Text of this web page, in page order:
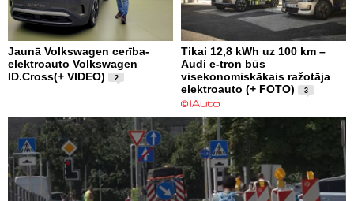
Jaunā Volkswagen cerība-
elektroauto Volkswagen
ID.Cross(+ VIDEO)
2
Tikai 12,8 kWh uz 100 km –
Audi e-tron būs
visekonomiskākais ražotāja
elektroauto (+ FOTO)
3